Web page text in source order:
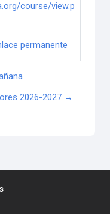
course/view.php?
permanente
2026-2027 →